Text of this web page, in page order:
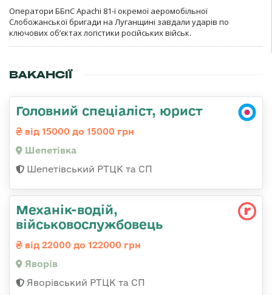
Оператори ББпС Apachi 81-ї окремої аеромобільної
Слобожанської бригади на Луганщині завдали ударів по
ключових об’єктах логістики російських військ.
ВАКАНСІЇ
Головний спеціаліст, юрист
від 15000 до 15000 грн
Шепетівка
Шепетівський РТЦК та СП
Механік-водій,
військовослужбовець
від 22000 до 122000 грн
Яворів
Яворівський РТЦК та СП